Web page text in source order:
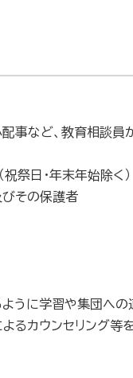
事など、教育相談員
日・年末年始除く）
びその保護者
うに学習や集団への
るカウンセリング等